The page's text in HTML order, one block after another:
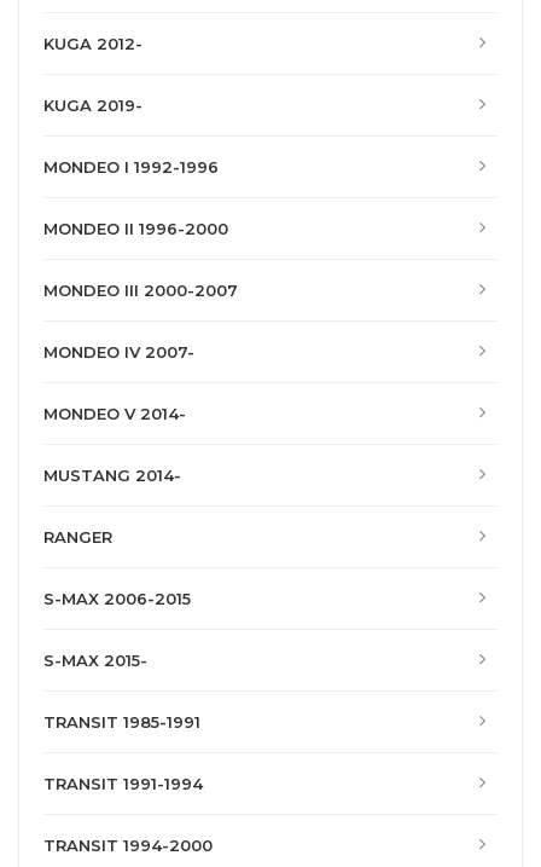
KUGA 2012-
KUGA 2019-
MONDEO I 1992-1996
MONDEO II 1996-2000
MONDEO III 2000-2007
MONDEO IV 2007-
MONDEO V 2014-
MUSTANG 2014-
RANGER
S-MAX 2006-2015
S-MAX 2015-
TRANSIT 1985-1991
TRANSIT 1991-1994
TRANSIT 1994-2000